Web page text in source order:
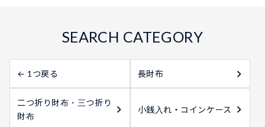
← 1つ戻る 長財布
二つ折り財布・三つ折り
財布
小銭入れ・コインケース